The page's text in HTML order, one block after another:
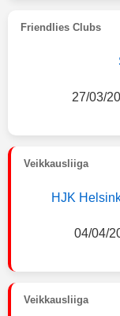
Friendlies Clubs
27/03/
Veikkausliiga
HJK
04/04/
Veikkausliiga